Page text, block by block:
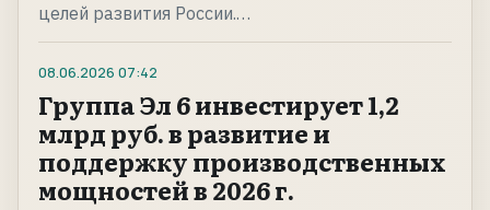
целей развития России.…
08.06.2026 07:42
Группа Эл 6 инвестирует 1,2
млрд руб. в развитие и
поддержку производственных
мощностей в 2026 г.